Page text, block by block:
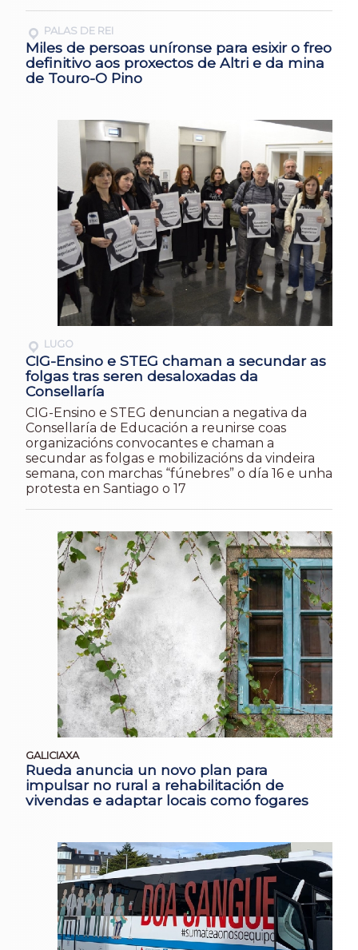
PALAS DE REI
Miles de persoas uníronse para esixir o freo
definitivo aos proxectos de Altri e da mina
de Touro-O Pino
LUGO
CIG-Ensino e STEG chaman a secundar as
folgas tras seren desaloxadas da
Consellaría
CIG-Ensino e STEG denuncian a negativa da
Consellaría de Educación a reunirse coas
organizacións convocantes e chaman a
secundar as folgas e mobilizacións da vindeira
semana, con marchas “fúnebres” o día 16 e unha
protesta en Santiago o 17
GALICIAXA
Rueda anuncia un novo plan para
impulsar no rural a rehabilitación de
vivendas e adaptar locais como fogares